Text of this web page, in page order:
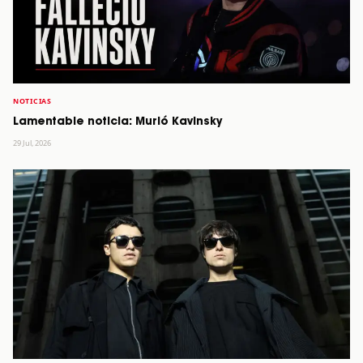
NOTICIAS
Lamentable noticia: Murió Kavinsky
29 Jul, 2026